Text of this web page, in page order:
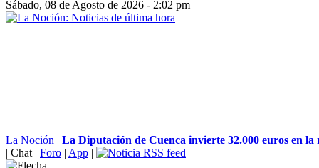
Sábado, 08 de Agosto de 2026 - 2:02 pm
La Noción | La Diputación de Cuenca invierte 32.000 euros en la
| Chat | Foro | App |